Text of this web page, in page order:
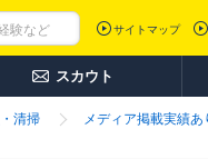
サイトマップ
スカウト
清掃
メディア掲載実績あ